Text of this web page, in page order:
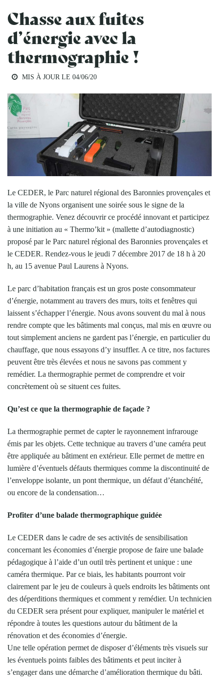
Chasse aux fuites
d’énergie avec la
thermographie !
MIS À JOUR LE 04/06/20
Le CEDER, le Parc naturel régional des Baronnies provençales et
la ville de Nyons organisent une soirée sous le signe de la
thermographie. Venez découvrir ce procédé innovant et participez
à une initiation au « Thermo’kit » (mallette d’autodiagnostic)
proposé par le Parc naturel régional des Baronnies provençales et
le CEDER. Rendez-vous le jeudi 7 décembre 2017 de 18 h à 20
h, au 15 avenue Paul Laurens à Nyons.
Le parc d’habitation français est un gros poste consommateur
d’énergie, notamment au travers des murs, toits et fenêtres qui
laissent s’échapper l’énergie. Nous avons souvent du mal à nous
rendre compte que les bâtiments mal conçus, mal mis en œuvre ou
tout simplement anciens ne gardent pas l’énergie, en particulier du
chauffage, que nous essayons d’y insuffler. A ce titre, nos factures
peuvent être très élevées et nous ne savons pas comment y
remédier. La thermographie permet de comprendre et voir
concrètement où se situent ces fuites.
Qu’est ce que la thermographie de façade ?
La thermographie permet de capter le rayonnement infrarouge
émis par les objets. Cette technique au travers d’une caméra peut
être appliquée au bâtiment en extérieur. Elle permet de mettre en
lumière d’éventuels défauts thermiques comme la discontinuité de
l’enveloppe isolante, un pont thermique, un défaut d’étanchéité,
ou encore de la condensation…
Profiter d’une balade thermographique guidée
Le CEDER dans le cadre de ses activités de sensibilisation
concernant les économies d’énergie propose de faire une balade
pédagogique à l’aide d’un outil très pertinent et unique : une
caméra thermique. Par ce biais, les habitants pourront voir
clairement par le jeu de couleurs à quels endroits les bâtiments ont
des déperditions thermiques et comment y remédier. Un technicien
du CEDER sera présent pour expliquer, manipuler le matériel et
répondre à toutes les questions autour du bâtiment de la
rénovation et des économies d’énergie.
Une telle opération permet de disposer d’éléments très visuels sur
les éventuels points faibles des bâtiments et peut inciter à
s’engager dans une démarche d’amélioration thermique du bâti.